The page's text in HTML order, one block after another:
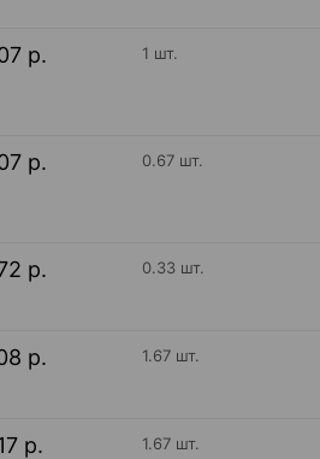
р. 1 шт.
р. 0.67 шт.
р. 0.33 шт.
р. 1.67 шт.
р. 1.67 шт.